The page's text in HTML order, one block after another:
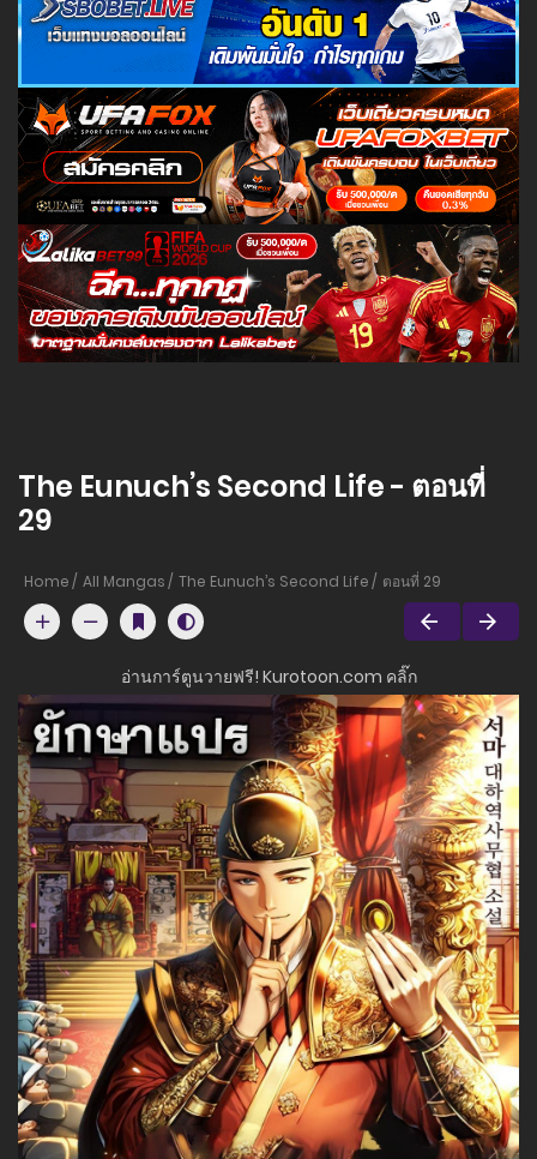
The Eunuch’s Second Life - ตอนที่
29
Home All Mangas The Eunuch’s Second Life ตอนที่ 29
อ่านการ์ตูนวายฟรี! Kurotoon.com คลิ๊ก